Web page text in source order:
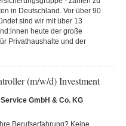
in Deutschland. Vor über 90
sind wir mit über 13
heute der große
Privathaushalte und der
(m/w/d) Investment
GmbH & Co. KG
Berufserfahrung? Keine